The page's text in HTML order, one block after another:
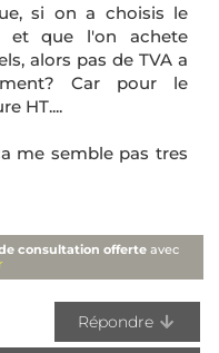
si on a choisis le
et que l'on achete
alors pas de TVA a
Car pour le
HT....
me semble pas tres
consultation offerte avec
Répondre